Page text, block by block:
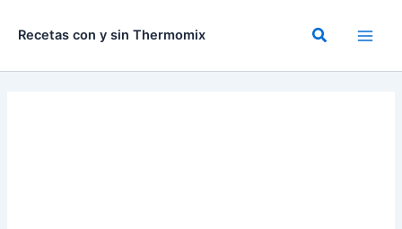
Recetas con y sin Thermomix Buscar